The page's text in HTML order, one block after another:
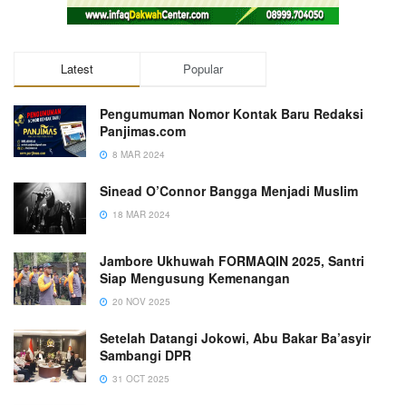
Latest Popular
Pengumuman Nomor Kontak Baru Redaksi
Panjimas.com
8 MAR 2024
Sinead O’Connor Bangga Menjadi Muslim
18 MAR 2024
Jambore Ukhuwah FORMAQIN 2025, Santri
Siap Mengusung Kemenangan
20 NOV 2025
Setelah Datangi Jokowi, Abu Bakar Ba’asyir
Sambangi DPR
31 OCT 2025